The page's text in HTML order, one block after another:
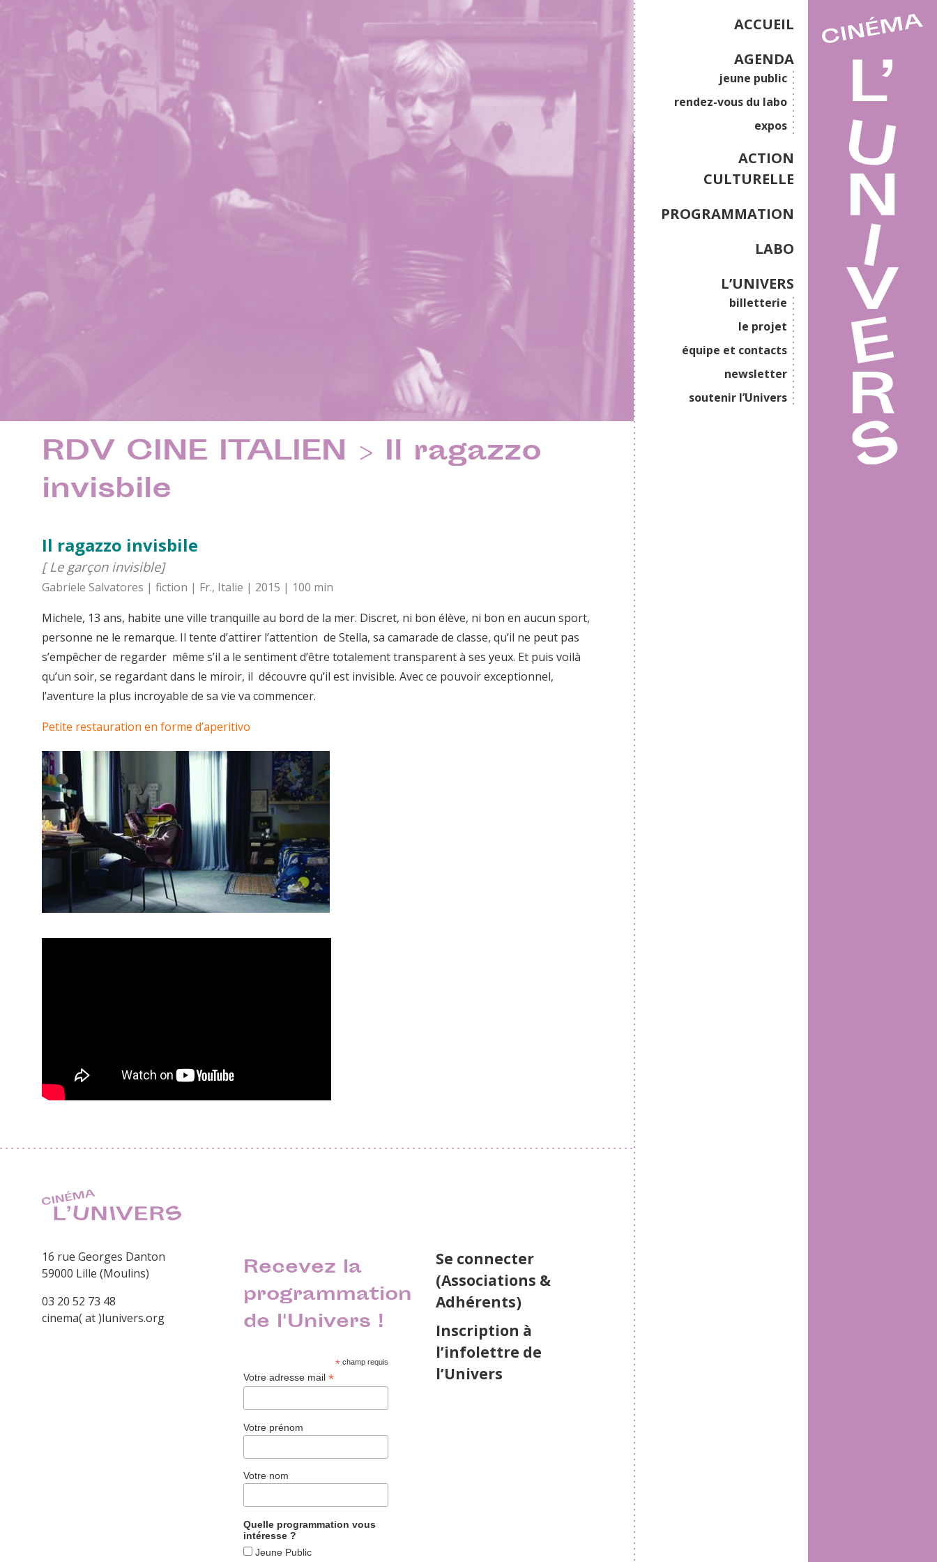
ACCUEIL
AGENDA
jeune public
rendez-vous du labo
expos
ACTION
CULTURELLE
PROGRAMMATION
LABO
L’UNIVERS
billetterie
le projet
équipe et contacts
newsletter
soutenir l’Univers
RDV CINE ITALIEN > Il ragazzo
invisbile
Il ragazzo invisbile
[ Le garçon invisible]
Gabriele Salvatores | fiction | Fr., Italie | 2015 | 100 min
Michele, 13 ans, habite une ville tranquille au bord de la mer. Discret, ni bon élève, ni bon en aucun sport,
personne ne le remarque. Il tente d’attirer l’attention de Stella, sa camarade de classe, qu’il ne peut pas
s’empêcher de regarder même s’il a le sentiment d’être totalement transparent à ses yeux. Et puis voilà
qu’un soir, se regardant dans le miroir, il découvre qu’il est invisible. Avec ce pouvoir exceptionnel,
l’aventure la plus incroyable de sa vie va commencer.
Petite restauration en forme d’aperitivo
16 rue Georges Danton
59000 Lille (Moulins)
03 20 52 73 48
cinema( at )lunivers.org
Recevez la
programmation
de l'Univers !
*champ requis
Votre adresse mail*
Votre prénom
Votre nom
Quelle programmation vous
intéresse ?
Jeune Public
Se connecter
(Associations &
Adhérents)
Inscription à
l’infolettre de
l’Univers